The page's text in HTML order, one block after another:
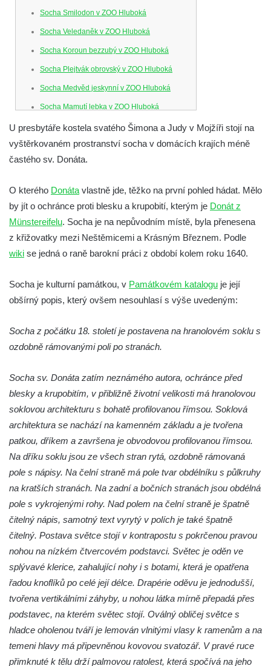
Socha Smilodon v ZOO Hluboká
Socha Veledaněk v ZOO Hluboká
Socha Koroun bezzubý v ZOO Hluboká
Socha Plejtvák obrovský v ZOO Hluboká
Socha Medvěd jeskynní v ZOO Hluboká
Socha Mamutí lebka v ZOO Hluboká
Socha Mamut srstnatý v ZOO Hluboká
Socha Orel v ZOO Hluboká
Socha Vydry si hrají v ZOO Hluboká
Socha Lišky v ZOO Hluboká
Socha Kudlanka v ZOO Hluboká
Socha Vlčice s mládětem v ZOO Hluboká
Socha Želva v ZOO Hluboká
Socha Kozorožec horský v ZOO Hluboká
Socha Housenka v ZOO Hluboká
Socha Nosorožík v ZOO Hluboká
Socha Rosomák v ZOO Hluboká
Socha Beruška v ZOO Hluboká
Socha Vážka v ZOO Hluboká
Flamingo trůn v ZOO Hluboká
Lavička Kůň Převalského v ZOO Hluboká
Lysá nad Labem, barokní město Šporkovo
Socha Opičákovník v ZOO Hluboká
Socha Mystik v ZOO Hluboká
Reliéf Rodina a práce na budově záložny
čp. 69/1 v Českých Budějovicích
Socha Jana Valeria Jirsíka u Černé věže v
U presbytáře kostela svatého Šimona a Judy v Mojžíři stojí na
vyštěrkovaném prostranství socha v domácích krajích méně
častého sv. Donáta.
O kterého Donáta vlastně jde, těžko na první pohled hádat. Mělo
by jít o ochránce proti blesku a krupobití, kterým je Donát z
Münstereifelu. Socha je na nepůvodním místě, byla přenesena
z křižovatky mezi Neštěmicemi a Krásným Březnem. Podle
wiki se jedná o raně barokní práci z období kolem roku 1640.
Socha je kulturní památkou, v Památkovém katalogu je její
obšírný popis, který ovšem nesouhlasí s výše uvedeným:
Socha z počátku 18. století je postavena na hranolovém soklu s
ozdobně rámovanými poli po stranách.
Socha sv. Donáta zatím neznámého autora, ochránce před
blesky a krupobitím, v přibližně životní velikosti má hranolovou
soklovou architekturu s bohatě profilovanou římsou. Soklová
architektura se nachází na kamenném základu a je tvořena
patkou, dříkem a završena je obvodovou profilovanou římsou.
Na dříku soklu jsou ze všech stran rytá, ozdobně rámovaná
pole s nápisy. Na čelní straně má pole tvar obdélníku s půlkruhy
na kratších stranách. Na zadní a bočních stranách jsou obdélná
pole s vykrojenými rohy. Nad polem na čelní straně je špatně
čitelný nápis, samotný text vyrytý v polích je také špatně
čitelný. Postava světce stojí v kontrapostu s pokrčenou pravou
nohou na nízkém čtvercovém podstavci. Světec je oděn ve
splývavé klerice, zahalující nohy i s botami, která je opatřena
řadou knoflíků po celé její délce. Drapérie oděvu je jednodušší,
tvořena vertikálními záhyby, u nohou látka mírně přepadá přes
podstavec, na kterém světec stojí. Oválný obličej světce s
hladce oholenou tváří je lemován vlnitými vlasy k ramenům a na
temeni hlavy má připevněnou kovovou svatozář. V pravé ruce
přimknuté k tělu drží palmovou ratolest, která spočívá na jeho